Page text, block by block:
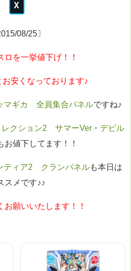
08/25〕
ロを一挙値下げ！！
安くなっております♪
マギカ 全員集合パネルですね♪
レクション2 サマーVer・ デビル
お値下してます！！
ティア2 クランパネルも本日は
スメです♪♪
お願いいたします！！